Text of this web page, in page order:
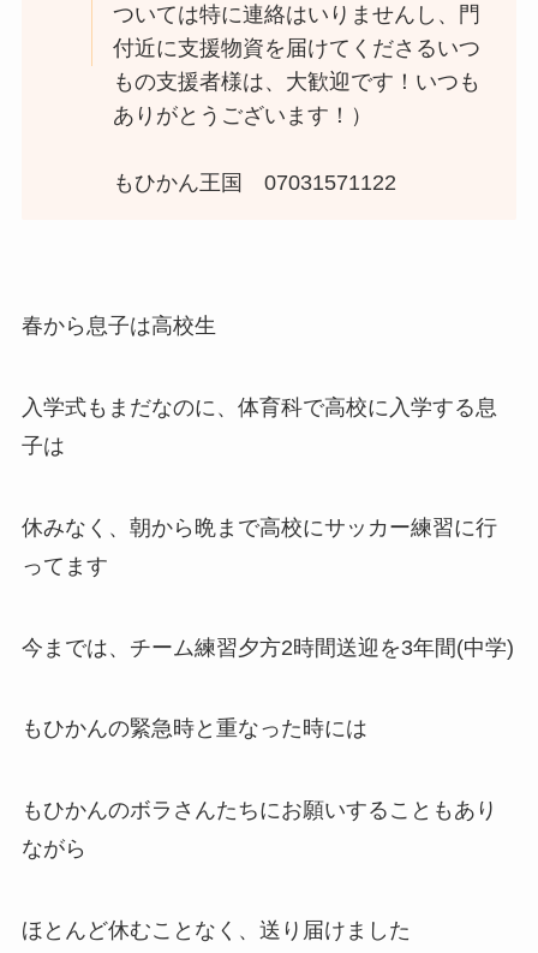
ついては特に連絡はいりませんし、門
付近に支援物資を届けてくださるいつ
もの支援者様は、大歓迎です！いつも
ありがとうございます！）
もひかん王国 07031571122
春から息子は高校生
入学式もまだなのに、体育科で高校に入学する息
子は
休みなく、朝から晩まで高校にサッカー練習に行
ってます
今までは、チーム練習夕方2時間送迎を3年間(中学)
もひかんの緊急時と重なった時には
もひかんのボラさんたちにお願いすることもあり
ながら
ほとんど休むことなく、送り届けました